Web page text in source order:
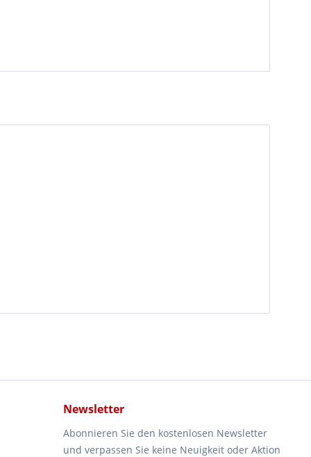
Newsletter
Abonnieren Sie den kostenlosen Newsletter
und verpassen Sie keine Neuigkeit oder Aktion